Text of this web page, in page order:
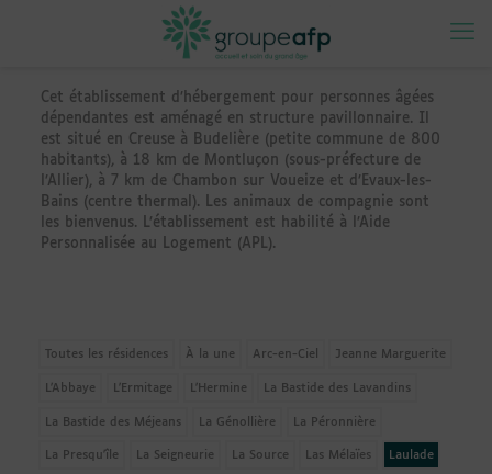
Cet établissement d’hébergement pour personnes âgées
dépendantes est aménagé en structure pavillonnaire. Il
est situé en Creuse à Budelière (petite commune de 800
habitants), à 18 km de Montluçon (sous-préfecture de
l’Allier), à 7 km de Chambon sur Voueize et d’Evaux-les-
Bains (centre thermal). Les animaux de compagnie sont
les bienvenus. L’établissement est habilité à l’Aide
Personnalisée au Logement (APL).
Toutes les résidences À la une Arc-en-Ciel Jeanne Marguerite
L'Abbaye L'Ermitage L'Hermine La Bastide des Lavandins
La Bastide des Méjeans La Génollière La Péronnière
La Presqu'île La Seigneurie La Source Las Mélaïes Laulade